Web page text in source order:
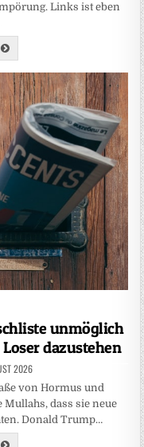
Links ist eben
unmöglich
dazustehen
2026
von Hormus und
dass sie neue
Donald Trump…